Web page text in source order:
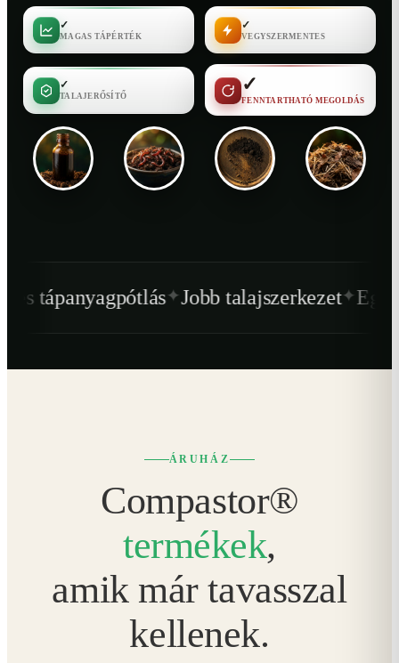
✓
MAGAS TÁPÉRTÉK
✓
VEGYSZERMENTES
✓
TALAJERŐSÍTŐ
✓
FENNTARTHATÓ MEGOLDÁS
✦Jobb talajszerkezet✦ Egészségesebb
ÁRUHÁZ
Compastor®
termékek,
amik már tavasszal
kellenek.